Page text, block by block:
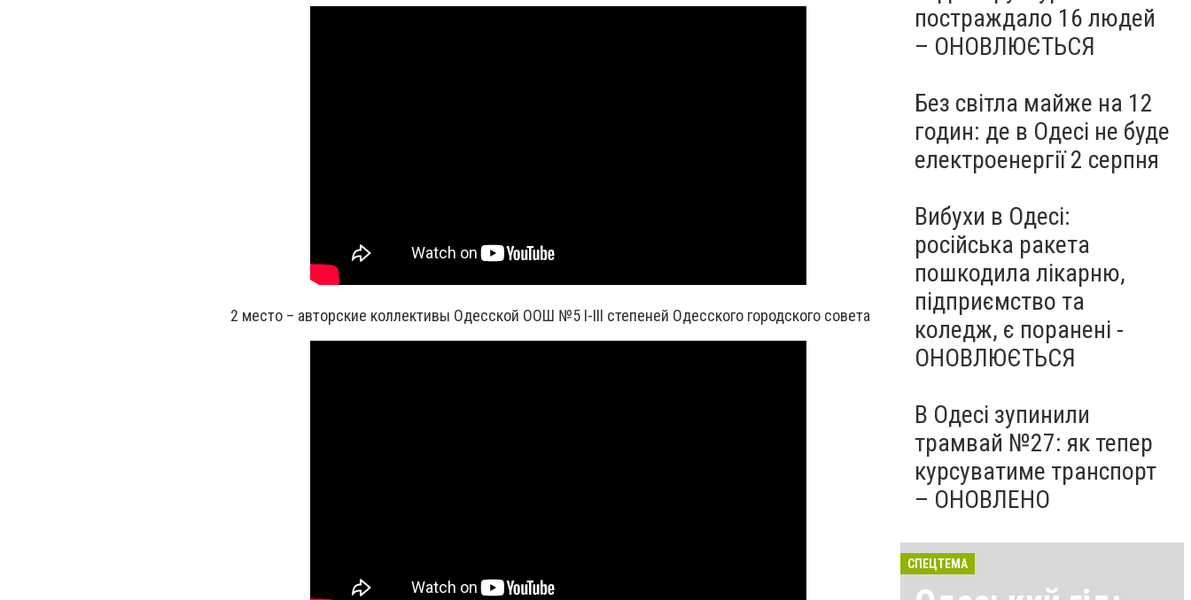
2 место – авторские коллективы Одесской ООШ №5 І-ІІІ степеней Одесского городского совета
постраждало 16 людей
– ОНОВЛЮЄТЬСЯ
Без світла майже на 12
годин: де в Одесі не буде
електроенергії 2 серпня
Вибухи в Одесі:
російська ракета
пошкодила лікарню,
підприємство та
коледж, є поранені -
ОНОВЛЮЄТЬСЯ
В Одесі зупинили
трамвай №27: як тепер
курсуватиме транспорт
– ОНОВЛЕНО
СПЕЦТЕМА